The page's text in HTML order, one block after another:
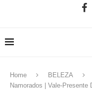
Home BELEZA
Namorados | Vale-Presente